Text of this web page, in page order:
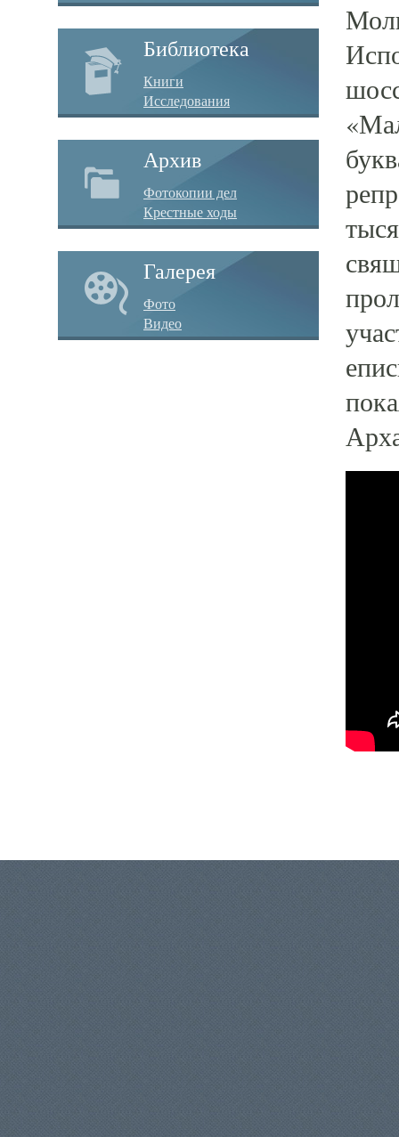
Библиотека
Книги
Исследования
Архив
Фотокопии дел
Крестные ходы
Галерея
Фото
Видео